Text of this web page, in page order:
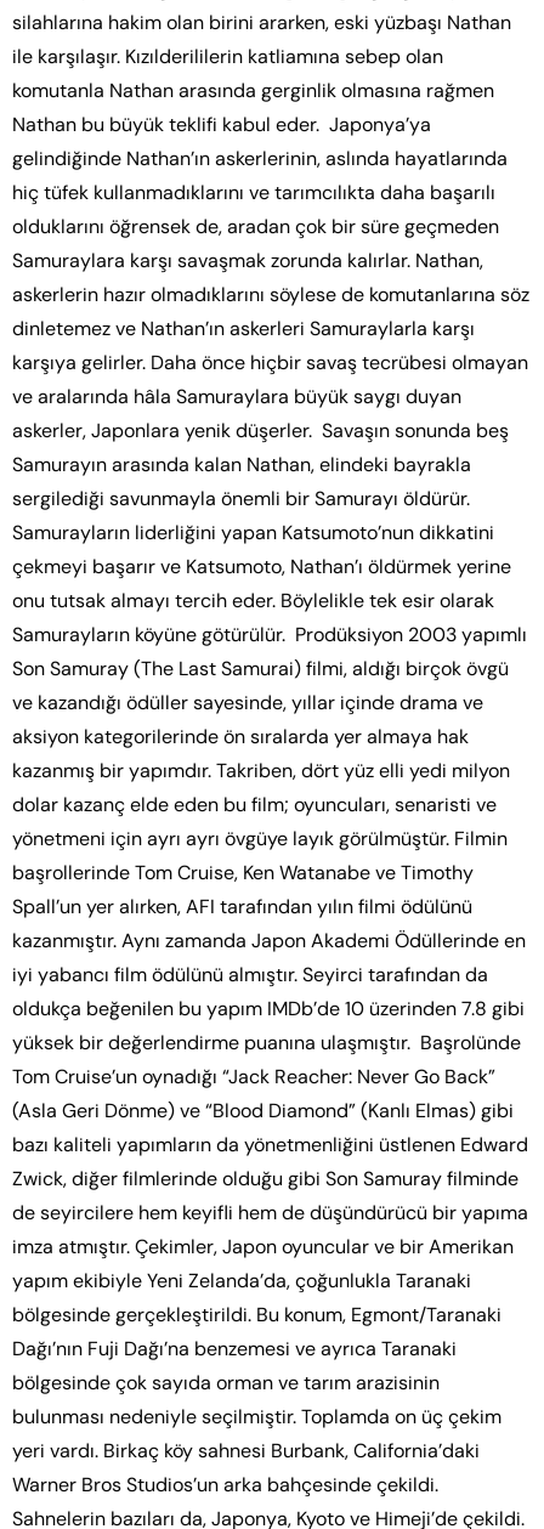
silahlarına hakim olan birini ararken, eski yüzbaşı Nathan
ile karşılaşır. Kızılderililerin katliamına sebep olan
komutanla Nathan arasında gerginlik olmasına rağmen
Nathan bu büyük teklifi kabul eder. Japonya’ya
gelindiğinde Nathan’ın askerlerinin, aslında hayatlarında
hiç tüfek kullanmadıklarını ve tarımcılıkta daha başarılı
olduklarını öğrensek de, aradan çok bir süre geçmeden
Samuraylara karşı savaşmak zorunda kalırlar. Nathan,
askerlerin hazır olmadıklarını söylese de komutanlarına söz
dinletemez ve Nathan’ın askerleri Samuraylarla karşı
karşıya gelirler. Daha önce hiçbir savaş tecrübesi olmayan
ve aralarında hâla Samuraylara büyük saygı duyan
askerler, Japonlara yenik düşerler. Savaşın sonunda beş
Samurayın arasında kalan Nathan, elindeki bayrakla
sergilediği savunmayla önemli bir Samurayı öldürür.
Samurayların liderliğini yapan Katsumoto’nun dikkatini
çekmeyi başarır ve Katsumoto, Nathan’ı öldürmek yerine
onu tutsak almayı tercih eder. Böylelikle tek esir olarak
Samurayların köyüne götürülür. Prodüksiyon 2003 yapımlı
Son Samuray (The Last Samurai) filmi, aldığı birçok övgü
ve kazandığı ödüller sayesinde, yıllar içinde drama ve
aksiyon kategorilerinde ön sıralarda yer almaya hak
kazanmış bir yapımdır. Takriben, dört yüz elli yedi milyon
dolar kazanç elde eden bu film; oyuncuları, senaristi ve
yönetmeni için ayrı ayrı övgüye layık görülmüştür. Filmin
başrollerinde Tom Cruise, Ken Watanabe ve Timothy
Spall’un yer alırken, AFI tarafından yılın filmi ödülünü
kazanmıştır. Aynı zamanda Japon Akademi Ödüllerinde en
iyi yabancı film ödülünü almıştır. Seyirci tarafından da
oldukça beğenilen bu yapım IMDb’de 10 üzerinden 7.8 gibi
yüksek bir değerlendirme puanına ulaşmıştır. Başrolünde
Tom Cruise’un oynadığı “Jack Reacher: Never Go Back”
(Asla Geri Dönme) ve “Blood Diamond” (Kanlı Elmas) gibi
bazı kaliteli yapımların da yönetmenliğini üstlenen Edward
Zwick, diğer filmlerinde olduğu gibi Son Samuray filminde
de seyircilere hem keyifli hem de düşündürücü bir yapıma
imza atmıştır. Çekimler, Japon oyuncular ve bir Amerikan
yapım ekibiyle Yeni Zelanda’da, çoğunlukla Taranaki
bölgesinde gerçekleştirildi. Bu konum, Egmont/Taranaki
Dağı’nın Fuji Dağı’na benzemesi ve ayrıca Taranaki
bölgesinde çok sayıda orman ve tarım arazisinin
bulunması nedeniyle seçilmiştir. Toplamda on üç çekim
yeri vardı. Birkaç köy sahnesi Burbank, California’daki
Warner Bros Studios’un arka bahçesinde çekildi.
Sahnelerin bazıları da, Japonya, Kyoto ve Himeji’de çekildi.